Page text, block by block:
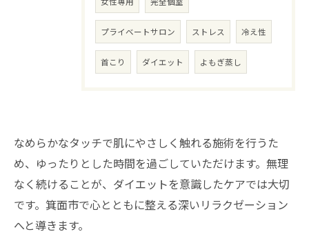
プライベートサロン ストレス 冷え性
首こり ダイエット よもぎ蒸し
なめらかなタッチで肌にやさしく触れる施術を行うた
め、ゆったりとした時間を過ごしていただけます。無理
なく続けることが、ダイエットを意識したケアでは大切
です。箕面市で心とともに整える深いリラクゼーション
へと導きます。